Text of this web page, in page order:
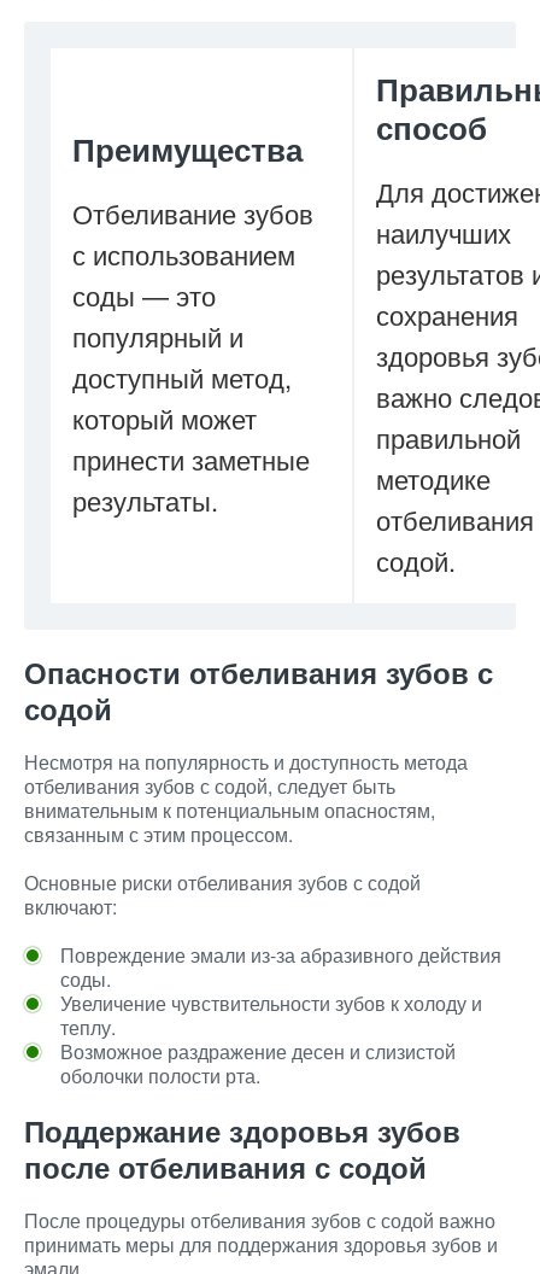
Преимущества
Отбеливание зубов
с использованием
соды — это
популярный и
доступный метод,
который может
принести заметные
результаты.
способ
Для
наилучших
результатов
сохранения
здоровья
важно
правильной
методике
содой.
Опасности отбеливания зубов с
содой
Несмотря на популярность и доступность метода
отбеливания зубов с содой, следует быть
внимательным к потенциальным опасностям,
связанным с этим процессом.
Основные риски отбеливания зубов с содой
включают:
Повреждение эмали из-за абразивного действия
соды.
Увеличение чувствительности зубов к холоду и
теплу.
Возможное раздражение десен и слизистой
оболочки полости рта.
Поддержание здоровья зубов
после отбеливания с содой
После процедуры отбеливания зубов с содой важно
принимать меры для поддержания здоровья зубов и